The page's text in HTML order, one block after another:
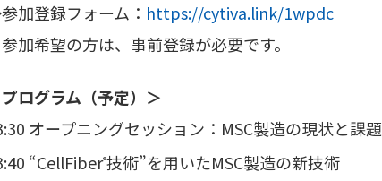
加登録フォーム： https://cytiva.link/1wpdc
加希望の方は、事前登録が必要です。
ログラム（予定）＞
オープニングセッション：MSC製造の現状と課題
“CellFiber®技術”を用いたMSC製造の新技術